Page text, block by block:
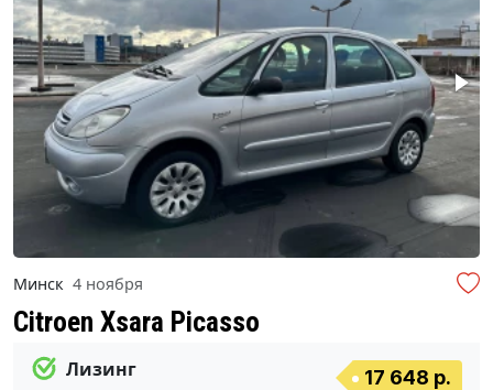
Минск 4 ноября
Citroen Xsara Picasso
Лизинг
17 648 р.